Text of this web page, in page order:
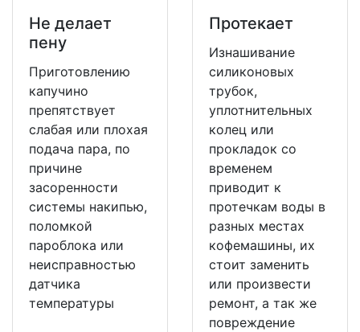
Не делает
пену
Приготовлению
капучино
препятствует
слабая или плохая
подача пара, по
причине
засоренности
системы накипью,
поломкой
пароблока или
неисправностью
датчика
температуры
Протекает
Изнашивание
силиконовых
трубок,
уплотнительных
колец или
прокладок со
временем
приводит к
протечкам воды в
разных местах
кофемашины, их
стоит заменить
или произвести
ремонт, а так же
повреждение